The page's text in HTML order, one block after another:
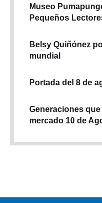
Museo
Pequeños
Belsy Quiñónez
mundial
Portada del 8 de
Generaciones
mercado 10 de